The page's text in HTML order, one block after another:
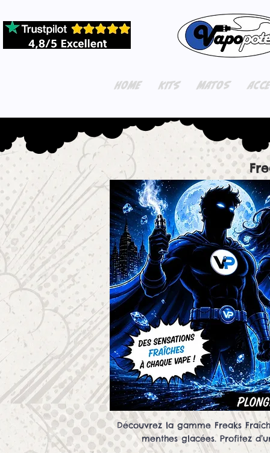
HOME KITS MATOS
Découvrez la gamme Freaks
menthes glacées. Profitez